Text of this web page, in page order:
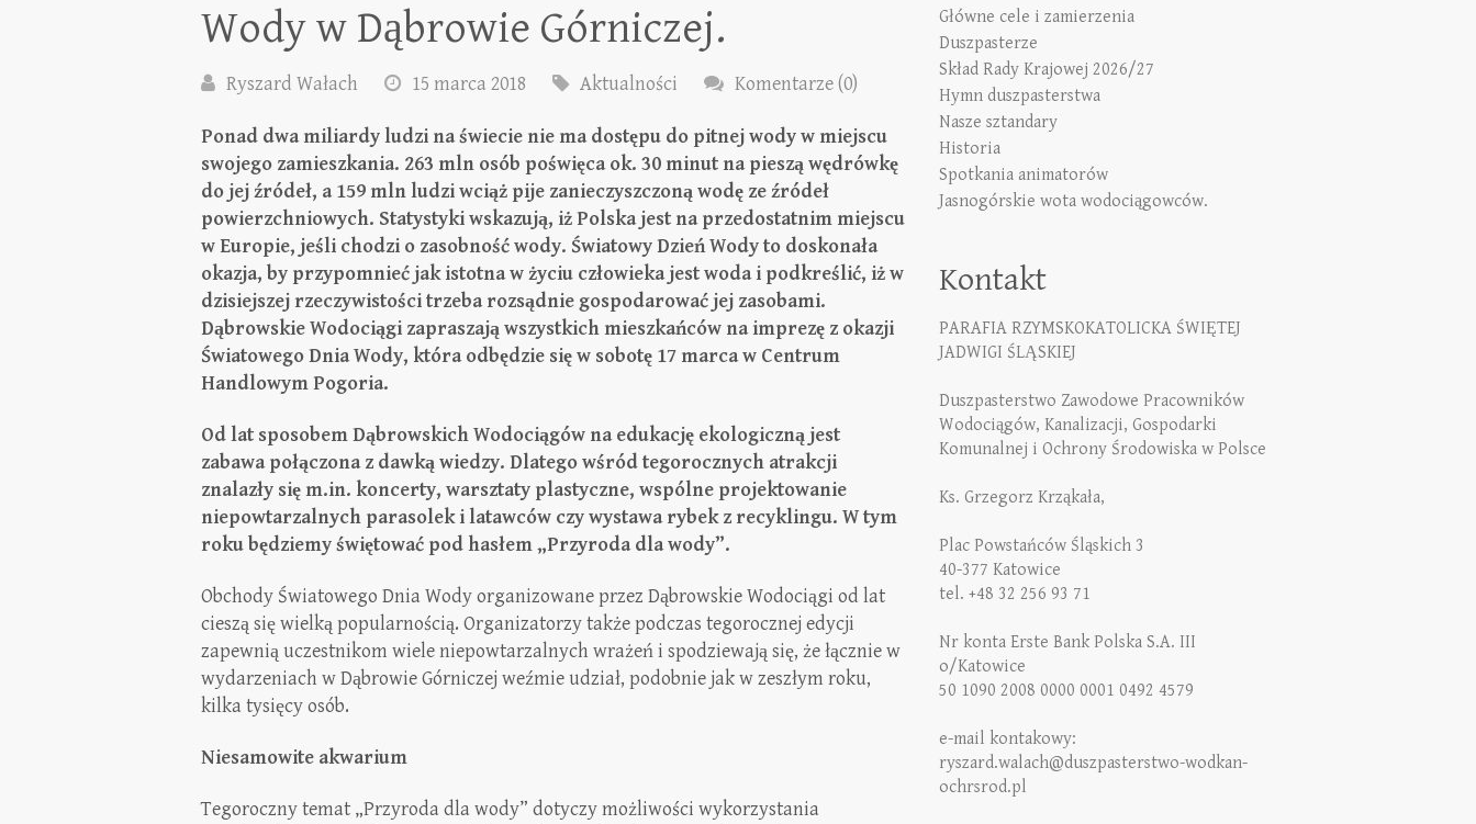
Wody w Dąbrowie Górniczej.
Ryszard Wałach 15 marca 2018 Aktualności Komentarze (0)
Ponad dwa miliardy ludzi na świecie nie ma dostępu do pitnej wody w miejscu
swojego zamieszkania. 263 mln osób poświęca ok. 30 minut na pieszą wędrówkę
do jej źródeł, a 159 mln ludzi wciąż pije zanieczyszczoną wodę ze źródeł
powierzchniowych. Statystyki wskazują, iż Polska jest na przedostatnim miejscu
w Europie, jeśli chodzi o zasobność wody. Światowy Dzień Wody to doskonała
okazja, by przypomnieć jak istotna w życiu człowieka jest woda i podkreślić, iż w
dzisiejszej rzeczywistości trzeba rozsądnie gospodarować jej zasobami.
Dąbrowskie Wodociągi zapraszają wszystkich mieszkańców na imprezę z okazji
Światowego Dnia Wody, która odbędzie się w sobotę 17 marca w Centrum
Handlowym Pogoria.
Od lat sposobem Dąbrowskich Wodociągów na edukację ekologiczną jest
zabawa połączona z dawką wiedzy. Dlatego wśród tegorocznych atrakcji
znalazły się m.in. koncerty, warsztaty plastyczne, wspólne projektowanie
niepowtarzalnych parasolek i latawców czy wystawa rybek z recyklingu. W tym
roku będziemy świętować pod hasłem „Przyroda dla wody”.
Obchody Światowego Dnia Wody organizowane przez Dąbrowskie Wodociągi od lat
cieszą się wielką popularnością. Organizatorzy także podczas tegorocznej edycji
zapewnią uczestnikom wiele niepowtarzalnych wrażeń i spodziewają się, że łącznie w
wydarzeniach w Dąbrowie Górniczej weźmie udział, podobnie jak w zeszłym roku,
kilka tysięcy osób.
Niesamowite akwarium
Tegoroczny temat „Przyroda dla wody” dotyczy możliwości wykorzystania
Główne cele i zamierzenia
Duszpasterze
Skład Rady Krajowej 2026/27
Hymn duszpasterstwa
Nasze sztandary
Historia
Spotkania animatorów
Jasnogórskie wota wodociągowców.
Kontakt
PARAFIA RZYMSKOKATOLICKA ŚWIĘTEJ
JADWIGI ŚLĄSKIEJ
Duszpasterstwo Zawodowe Pracowników
Wodociągów, Kanalizacji, Gospodarki
Komunalnej i Ochrony Środowiska w Polsce
Ks. Grzegorz Krząkała,
Plac Powstańców Śląskich 3
40-377 Katowice
tel. +48 32 256 93 71
Nr konta Erste Bank Polska S.A. III
o/Katowice
50 1090 2008 0000 0001 0492 4579
e-mail kontakowy:
ryszard.walach@duszpasterstwo-wodkan-
ochrsrod.pl